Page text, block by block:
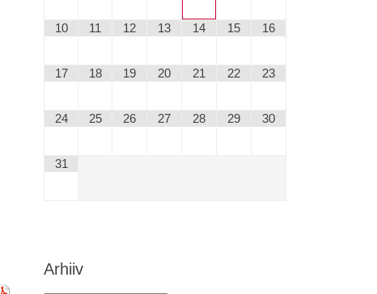
10 11 12 13 14 15 16
17 18 19 20 21 22 23
24 25 26 27 28 29 30
31
Arhiiv